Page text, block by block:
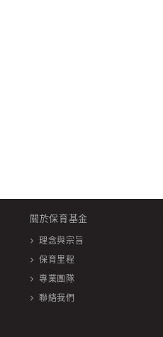
關於保育基金
理念與宗旨
保育里程
專業團隊
聯絡我們